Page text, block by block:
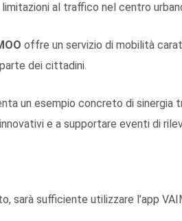
al traffico nel centro
offre un servizio di mobilità
dei cittadini.
un esempio concreto di sinergia
e a supportare eventi di
sarà sufficiente utilizzare l’app